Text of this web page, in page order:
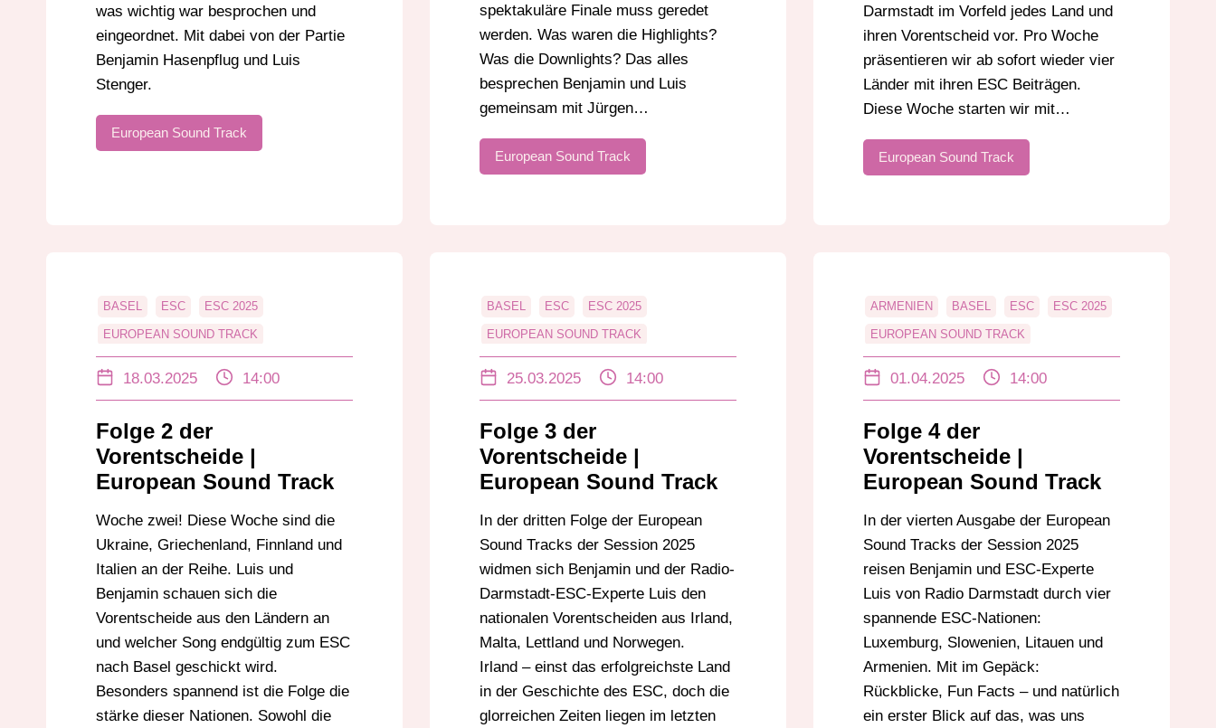
was wichtig war besprochen und
eingeordnet. Mit dabei von der Partie
Benjamin Hasenpflug und Luis
Stenger.
European Sound Track
spektakuläre Finale muss geredet
werden. Was waren die Highlights?
Was die Downlights? Das alles
besprechen Benjamin und Luis
gemeinsam mit Jürgen…
European Sound Track
Darmstadt im Vorfeld jedes Land und
ihren Vorentscheid vor. Pro Woche
präsentieren wir ab sofort wieder vier
Länder mit ihren ESC Beiträgen.
Diese Woche starten wir mit…
European Sound Track
BASEL ESC ESC 2025
EUROPEAN SOUND TRACK
GRIECHENLAND
18.03.2025 14:00
Folge 2 der
Vorentscheide |
European Sound Track
Woche zwei! Diese Woche sind die
Ukraine, Griechenland, Finnland und
Italien an der Reihe. Luis und
Benjamin schauen sich die
Vorentscheide aus den Ländern an
und welcher Song endgültig zum ESC
nach Basel geschickt wird.
Besonders spannend ist die Folge die
stärke dieser Nationen. Sowohl die
BASEL ESC ESC 2025
EUROPEAN SOUND TRACK
MALTA
VORENTSCHEIDE
25.03.2025 14:00
Folge 3 der
Vorentscheide |
European Sound Track
In der dritten Folge der European
Sound Tracks der Session 2025
widmen sich Benjamin und der Radio-
Darmstadt-ESC-Experte Luis den
nationalen Vorentscheiden aus Irland,
Malta, Lettland und Norwegen.
Irland – einst das erfolgreichste Land
in der Geschichte des ESC, doch die
glorreichen Zeiten liegen im letzten
ARMENIEN BASEL ESC ESC 2025
EUROPEAN SOUND TRACK
MALMÖ
01.04.2025 14:00
Folge 4 der
Vorentscheide |
European Sound Track
In der vierten Ausgabe der European
Sound Tracks der Session 2025
reisen Benjamin und ESC-Experte
Luis von Radio Darmstadt durch vier
spannende ESC-Nationen:
Luxemburg, Slowenien, Litauen und
Armenien. Mit im Gepäck:
Rückblicke, Fun Facts – und natürlich
ein erster Blick auf das, was uns